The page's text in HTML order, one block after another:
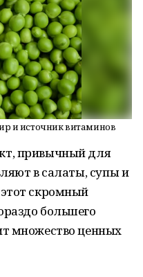
и источник витаминов
привычный для
в салаты, супы и
скромный
большего
множество ценных